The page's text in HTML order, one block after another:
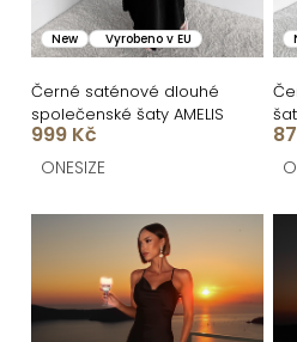
k
t
ů
o
d
u
k
ů
New Vyrobeno v EU
Černé saténové dlouhé
společenské šaty AMELIS
999 Kč
ONESIZE